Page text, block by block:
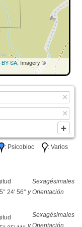
SA, Imagery ©
: Psicobloc
: Varios
24' 56"
Sexagésimales
y Orientación
Sexagésimales
y Orientación